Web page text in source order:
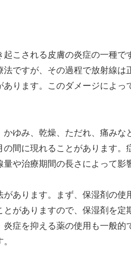
こされる皮膚の炎症の一種で
ですが、その過程で放射線は
ります。このダメージによっ
ゆみ、乾燥、ただれ、痛みな
間に現れることがあります。
や治療期間の長さによって影
あります。まず、保湿剤の使
がありますので、保湿剤を定
症を抑える薬の使用も一般的